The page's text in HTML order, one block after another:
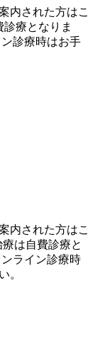
内された方はこ
療となりま
診療時はお手
内された方はこ
は自費診療と
ライン診療時
。